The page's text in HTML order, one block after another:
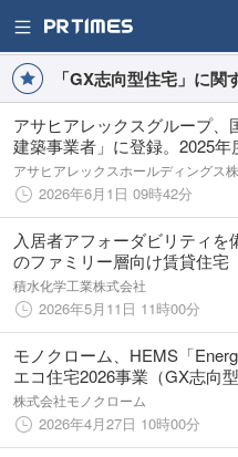
「GX志向型住宅」に
アサヒアレックスグループ、
建築事業者」に登録。2025
型住宅基準を達成し、GX宣言
アサヒアレックスホールディングス
2026年6月1日 09時42分
入居者アフォーダビリティを
のファミリー層向け賃貸住宅
Ｎ-GX』を発売
積水化学工業株式会社
2026年5月11日 11時00分
モノクローム、HEMS「
エコ住宅2026事業（GX志向
工事不要で補助金要件を一体
を強化
株式会社モノクローム
2026年4月27日 10時00分